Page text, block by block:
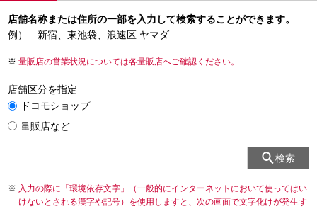
店舗名称または住所の一部を入力して検索することができます。
例） 新宿、東池袋、浪速区 ヤマダ
量販店の営業状況については各量販店へご確認ください。
店舗区分を指定
ドコモショップ
量販店など
検索
入力の際に「環境依存文字」（一般的にインターネットにおいて使ってはい
けないとされる漢字や記号）を使用しますと、次の画面で文字化けが発生す